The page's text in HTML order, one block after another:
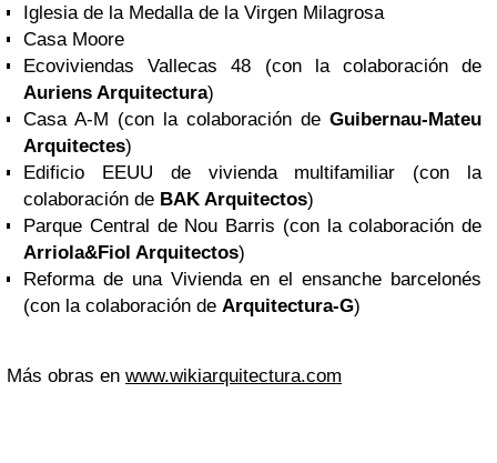
Iglesia de la Medalla de la Virgen Milagrosa
Casa Moore
Ecoviviendas Vallecas 48 (con la colaboración de
Auriens Arquitectura)
Casa A-M (con la colaboración de Guibernau-Mateu
Arquitectes)
Edificio EEUU de vivienda multifamiliar (con la
colaboración de BAK Arquitectos)
Parque Central de Nou Barris (con la colaboración de
Arriola&Fiol Arquitectos)
Reforma de una Vivienda en el ensanche barcelonés
(con la colaboración de Arquitectura-G)
Más obras en www.wikiarquitectura.com